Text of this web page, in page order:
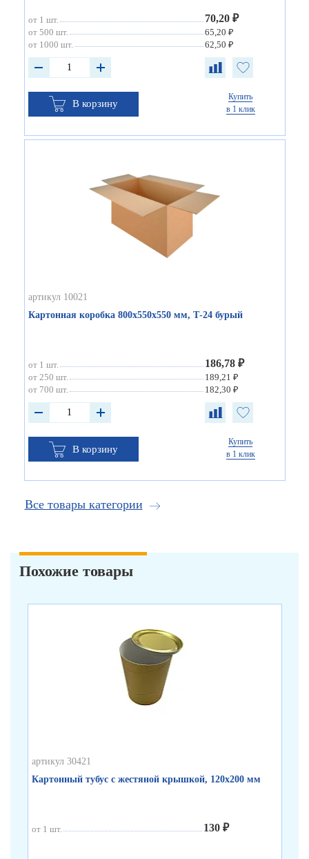
от 1 шт. 70,20 ₽
от 500 шт.
65,20 ₽
от 1000 шт.
62,50 ₽
В корзину
Купить
в 1 клик
артикул 10021
Картонная коробка 800х550х550 мм, Т-24 бурый
от 1 шт. 186,78 ₽
от 250 шт.
189,21 ₽
от 700 шт.
182,30 ₽
В корзину
Купить
в 1 клик
Все товары категории
Похожие товары
артикул 30421
Картонный тубус с жестяной крышкой, 120х200 мм
от 1 шт. 130 ₽